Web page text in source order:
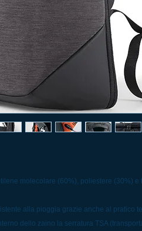
molecolare (60%), poliestere (30%) e
alla pioggia grazie anche al pratico
dello zaino la serratura TSA